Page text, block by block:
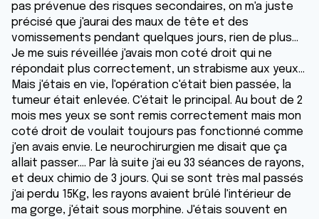
pas prévenue des risques secondaires, on m'a juste
précisé que j'aurai des maux de tête et des
vomissements pendant quelques jours, rien de plus...
Je me suis réveillée j'avais mon coté droit qui ne
répondait plus correctement, un strabisme aux yeux...
Mais j'étais en vie, l'opération c'était bien passée, la
tumeur était enlevée. C'était le principal. Au bout de 2
mois mes yeux se sont remis correctement mais mon
coté droit de voulait toujours pas fonctionné comme
j'en avais envie. Le neurochirurgien me disait que ça
allait passer.... Par là suite j'ai eu 33 séances de rayons,
et deux chimio de 3 jours. Qui se sont très mal passés
j'ai perdu 15Kg, les rayons avaient brûlé l'intérieur de
ma gorge, j'était sous morphine. J'étais souvent en